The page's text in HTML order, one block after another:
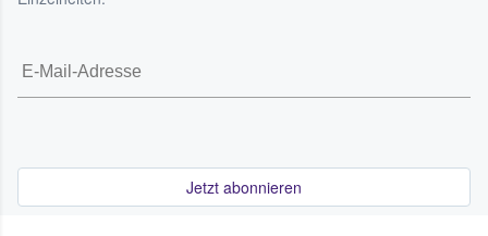
Jetzt abonnieren